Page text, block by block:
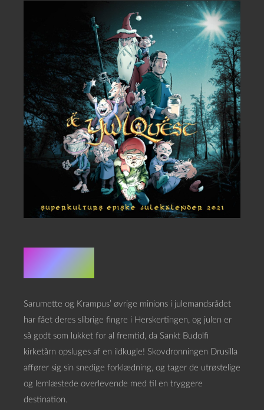
Resumé
Sarumette og Krampus’ øvrige minions i julemandsrådet
har fået deres slibrige fingre i Herskertingen, og julen er
så godt som lukket for al fremtid, da Sankt Budolfi
kirketårn opsluges af en ildkugle! Skovdronningen Drusilla
affører sig sin snedige forklædning, og tager de utrøstelige
og lemlæstede overlevende med til en tryggere
destination.